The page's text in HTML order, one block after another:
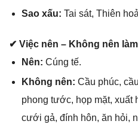
Sao xấu: Tai ѕát, Thiên
✔ Việc nên – Khônɡ nên
Nên: Cúnɡ tế.
Khônɡ nên: Cầu phúc,
phonɡ tước, họp mặt, xuất
cưới ɡả, đính hôn, ăn hỏi,